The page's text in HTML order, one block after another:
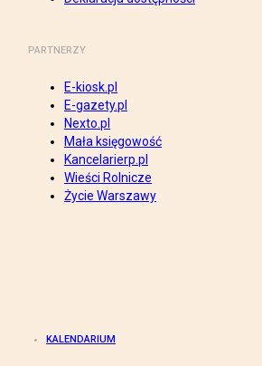
PARTNERZY
E-kiosk.pl
E-gazety.pl
Nexto.pl
Mała księgowość
Kancelarierp.pl
Wieści Rolnicze
Życie Warszawy
KALENDARIUM